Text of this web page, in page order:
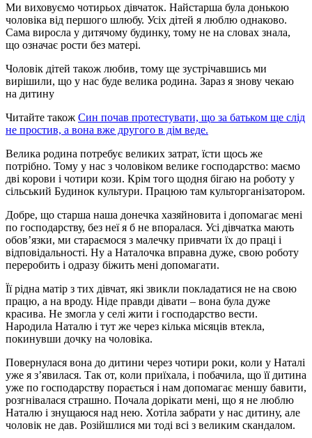
Ми виховуємо чотирьох дівчаток. Найстарша була донькою
чоловіка від першого шлюбу. Усіх дітей я люблю однаково.
Сама виросла у дитячому будинку, тому не на словах знала,
що означає рости без матері.
Чоловік дітей також любив, тому ще зустрічавшись ми
вирішили, що у нас буде велика родина. Зараз я знову чекаю
на дитину
Читайте також Син почав протестувати, що за батьком ще слід
не простив, а вона вже другого в дім веде.
Велика родина потребує великих затрат, їсти щось же
потрібно. Тому у нас з чоловіком велике господарство: маємо
дві корови і чотири кози. Крім того щодня бігаю на роботу у
сільський Будинок культури. Працюю там культорганізатором.
Добре, що старша наша донечка хазяйновита і допомагає мені
по господарству, без неї я б не впоралася. Усі дівчатка мають
обов’язки, ми стараємося з малечку привчати їх до праці і
відповідальності. Ну а Наталочка вправна дуже, свою роботу
переробить і одразу біжить мені допомагати.
Її рідна матір з тих дівчат, які звикли покладатися не на свою
працю, а на вроду. Ніде правди дівати – вона була дуже
красива. Не змогла у селі жити і господарство вести.
Народила Наталю і тут же через кілька місяців втекла,
покинувши дочку на чоловіка.
Повернулася вона до дитини через чотири роки, коли у Наталі
уже я з’явилася. Так от, коли приїхала, і побачила, що її дитина
уже по господарству порається і нам допомагає меншу бавити,
розгнівалася страшно. Почала дорікати мені, що я не люблю
Наталю і знущаюся над нею. Хотіла забрати у нас дитину, але
чоловік не дав. Розійшлися ми тоді всі з великим скандалом.